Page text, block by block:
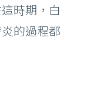
時期，白
的過程都